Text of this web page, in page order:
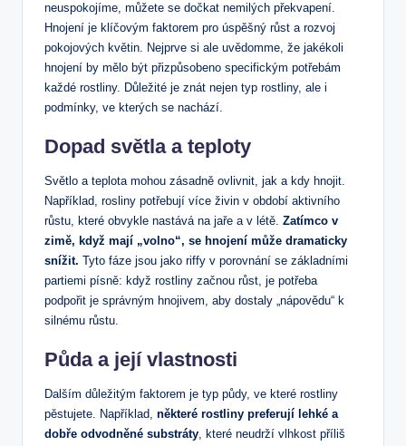
neuspokojíme, můžete se dočkat nemilých překvapení.
Hnojení je klíčovým faktorem pro úspěšný růst a rozvoj
pokojových květin. Nejprve si ale uvědomme, že jakékoli
hnojení by mělo být přizpůsobeno specifickým potřebám
každé rostliny. Důležité je znát nejen typ rostliny, ale i
podmínky, ve kterých se nachází.
Dopad světla a teploty
Světlo a teplota mohou zásadně ovlivnit, jak a kdy hnojit.
Například, rosliny potřebují více živin v období aktivního
růstu, které obvykle nastává na jaře a v létě. Zatímco v
zimě, když mají „volno“, se hnojení může dramaticky
snížit. Tyto fáze jsou jako riffy v porovnání se základními
partiemi písně: když rostliny začnou růst, je potřeba
podpořit je správným hnojivem, aby dostaly „nápovědu“ k
silnému růstu.
Půda a její vlastnosti
Dalším důležitým faktorem je typ půdy, ve které rostliny
pěstujete. Například, některé rostliny preferují lehké a
dobře odvodněné substráty, které neudrží vlhkost příliš